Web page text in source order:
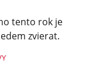
tento rok je
zvierat.